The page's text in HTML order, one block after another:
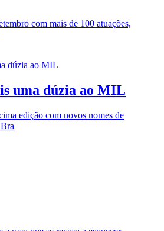
com mais de 100 atuações,
uma dúzia ao MIL
edição com novos nomes de